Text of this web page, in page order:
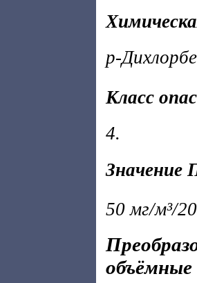
p-
Класс
4.
Значение
50 мг/м³/
объёмные